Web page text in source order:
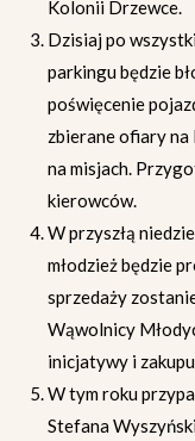
Kolonii Drzewce.
Dzisiaj po
parkingu będzie
poświęcenie
zbierane ofiary
na misjach.
kierowców.
W przyszłą
młodzież będzie
sprzedaży
Wąwolnicy
inicjatywy i
W tym roku
Stefana